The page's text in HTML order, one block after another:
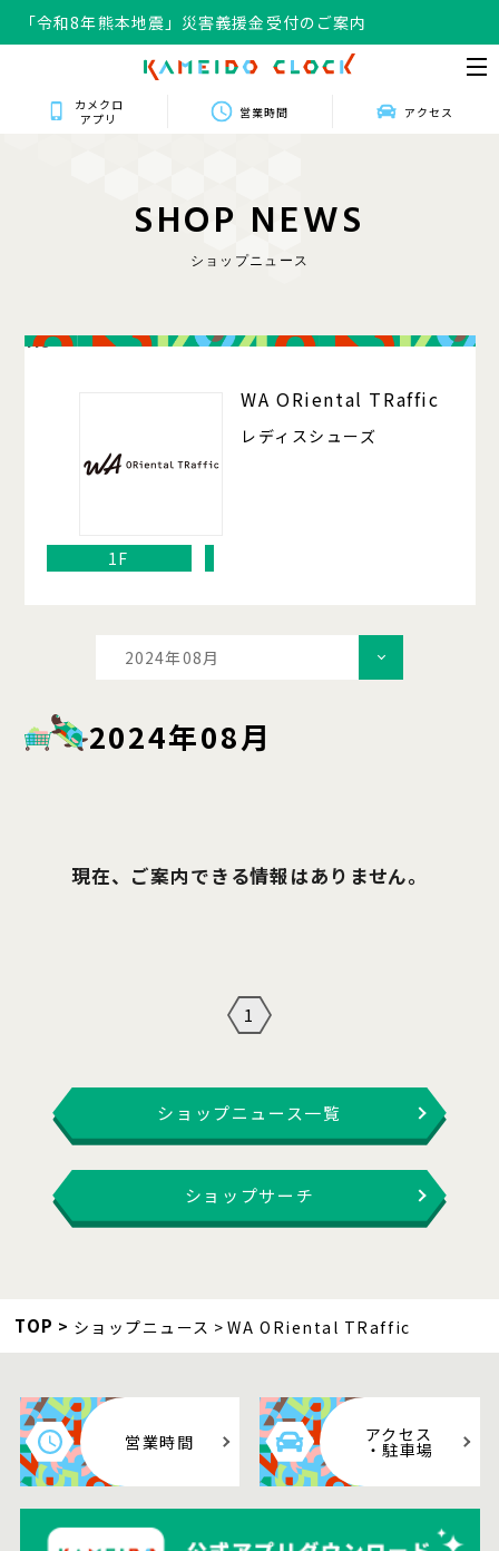
「令和8年熊本地震」災害義援金受付のご案内
カメクロ
アプリ
営業時間 アクセス
SHOP NEWS
ショップニュース
118
WA ORiental TRaffic
レディスシューズ
1F
2024年08月
2024年08月
現在、ご案内できる情報はありません。
1
ショップニュース一覧
ショップサーチ
TOP ショップニュース WA ORiental TRaffic
営業時間 アクセス
・駐車場